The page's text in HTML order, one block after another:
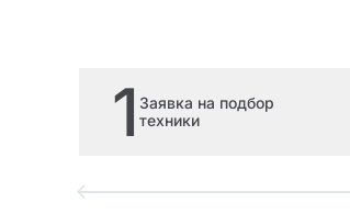
1 Заявка на подбор
техники